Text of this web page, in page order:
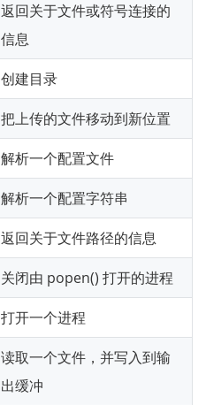
返回关于文件或符号连接的
信息
创建目录
把上传的文件移动到新位置
解析一个配置文件
解析一个配置字符串
返回关于文件路径的信息
关闭由 popen() 打开的进程
打开一个进程
读取一个文件，并写入到输
出缓冲